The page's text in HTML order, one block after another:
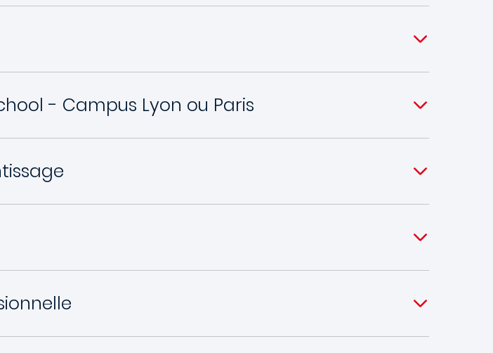
- Campus Lyon ou Paris